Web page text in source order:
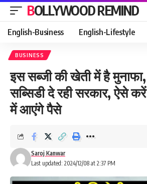
BOLLYWOOD REMIND
English-Business English-Lifestyle
BUSINESS
इस सब्जी की खेती में है मुनाफा,
सब्सिडी दे रही सरकार, ऐसे
में आएंगे पैसे
Last updated: 2024/12/08 at 2:37 PM
Saroj Kanwar